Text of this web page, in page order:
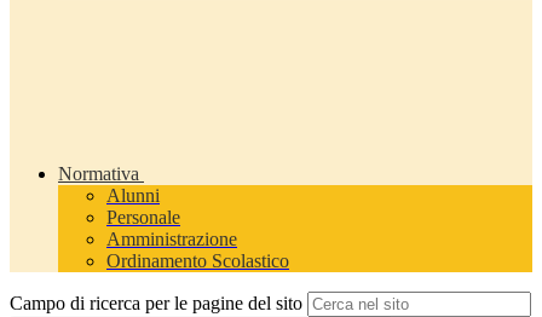
Normativa
Alunni
Personale
Amministrazione
Ordinamento Scolastico
Campo di ricerca per le pagine del sito